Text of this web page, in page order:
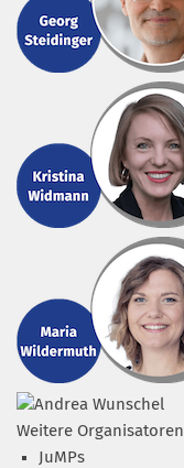
Weitere
JuMPs